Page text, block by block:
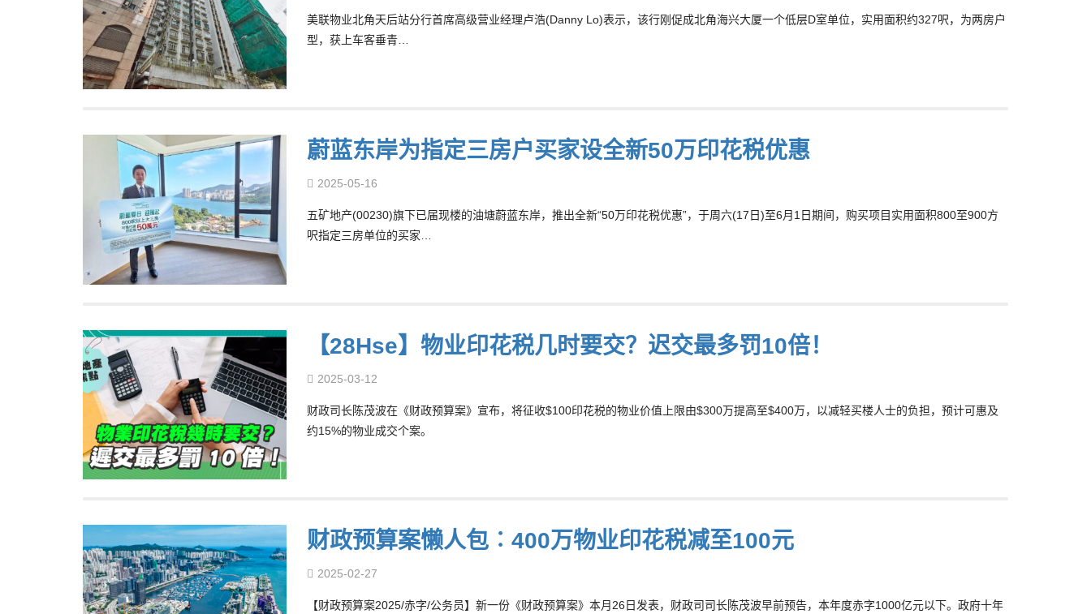
美联物业北角天后站分行首席高级营业经理卢浩(Danny Lo)表示，该行刚促成北角海兴大厦一个低层D室单位，实用面积约327呎，为两房户
型，获上车客垂青…
蔚蓝东岸为指定三房户买家设全新50万印花税优惠
2025-05-16
五矿地产(00230)旗下已届现楼的油塘蔚蓝东岸，推出全新“50万印花税优惠”，于周六(17日)至6月1日期间，购买项目实用面积800至900方
呎指定三房单位的买家…
【28Hse】物业印花税几时要交？迟交最多罚10倍！
2025-03-12
财政司长陈茂波在《财政预算案》宣布，将征收$100印花税的物业价值上限由$300万提高至$400万，以减轻买楼人士的负担，预计可惠及
约15%的物业成交个案。
财政预算案懒人包︰400万物业印花税减至100元
2025-02-27
【财政预算案2025/赤字/公务员】新一份《财政预算案》本月26日发表，财政司司长陈茂波早前预告，本年度赤字1000亿元以下。政府十年